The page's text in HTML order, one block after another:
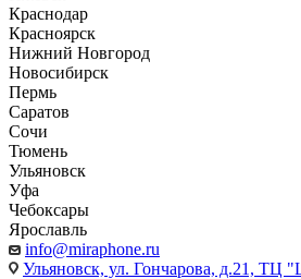
Краснодар
Красноярск
Нижний Новгород
Новосибирск
Пермь
Саратов
Сочи
Тюмень
Ульяновск
Уфа
Чебоксары
Ярославль
info@miraphone.ru
Ульяновск, ул. Гончарова, д.21, ТЦ